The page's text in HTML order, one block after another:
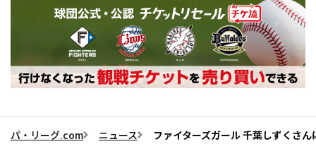
パ・リーグ.com ニュース ファイターズガール 千葉しずくさ